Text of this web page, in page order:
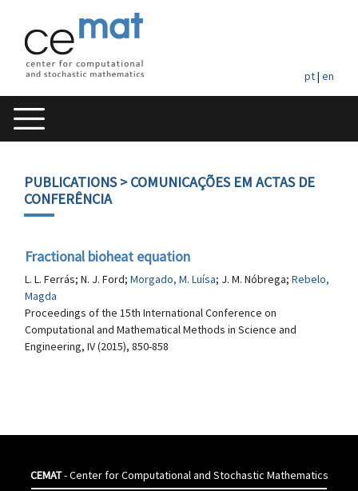
pt| en
PUBLICATIONS> COMUNICAÇÕES EM ACTAS DE
CONFERÊNCIA
Fractional bioheat equation
L. L. Ferrás; N. J. Ford; Morgado, M. Luísa; J. M. Nóbrega; Rebelo,
Magda
Proceedings of the 15th International Conference on
Computational and Mathematical Methods in Science and
Engineering, IV (2015), 850-858
CEMAT- Center for Computational and Stochastic Mathematics